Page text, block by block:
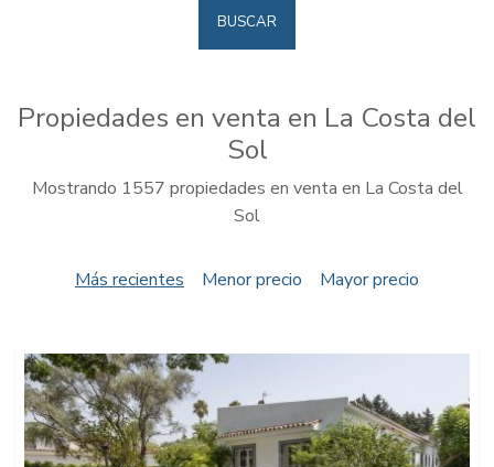
BUSCAR
Propiedades en venta en La Costa del
Sol
Mostrando 1557 propiedades en venta en La Costa del
Sol
Más recientes Menor precio Mayor precio